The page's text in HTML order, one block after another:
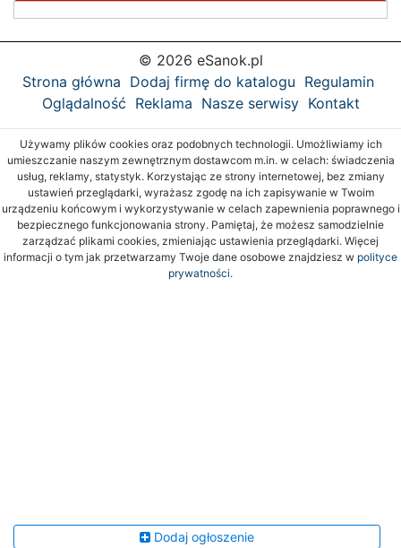
© 2026 eSanok.pl
Strona główna Dodaj firmę do katalogu Regulamin
Oglądalność Reklama Nasze serwisy Kontakt
Używamy plików cookies oraz podobnych technologii. Umożliwiamy ich
umieszczanie naszym zewnętrznym dostawcom m.in. w celach: świadczenia
usług, reklamy, statystyk. Korzystając ze strony internetowej, bez zmiany
ustawień przeglądarki, wyrażasz zgodę na ich zapisywanie w Twoim
urządzeniu końcowym i wykorzystywanie w celach zapewnienia poprawnego i
bezpiecznego funkcjonowania strony. Pamiętaj, że możesz samodzielnie
zarządzać plikami cookies, zmieniając ustawienia przeglądarki. Więcej
informacji o tym jak przetwarzamy Twoje dane osobowe znajdziesz w polityce
prywatności.
Dodaj ogłoszenie